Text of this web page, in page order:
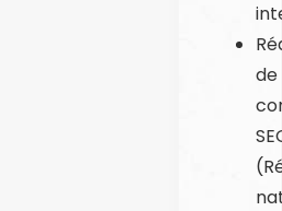
de